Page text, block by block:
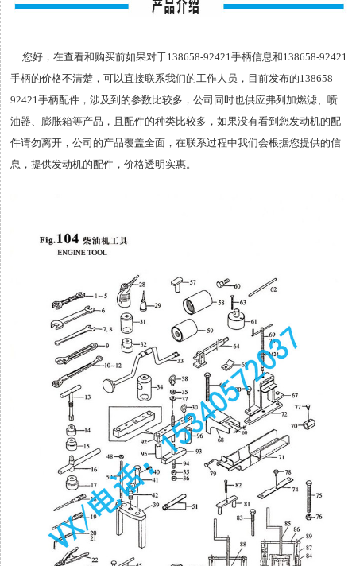
您好，在查看和购买前如果对于138658-92421手柄信息和138658-92421
手柄的价格不清楚，可以直接联系我们的工作人员，目前发布的138658-
92421手柄配件，涉及到的参数比较多，公司同时也供应弗列加燃滤、喷
油器、膨胀箱等产品，且配件的种类比较多，如果没有看到您发动机的配
件请勿离开，公司的产品覆盖全面，在联系过程中我们会根据您提供的信
息，提供发动机的配件，价格透明实惠。